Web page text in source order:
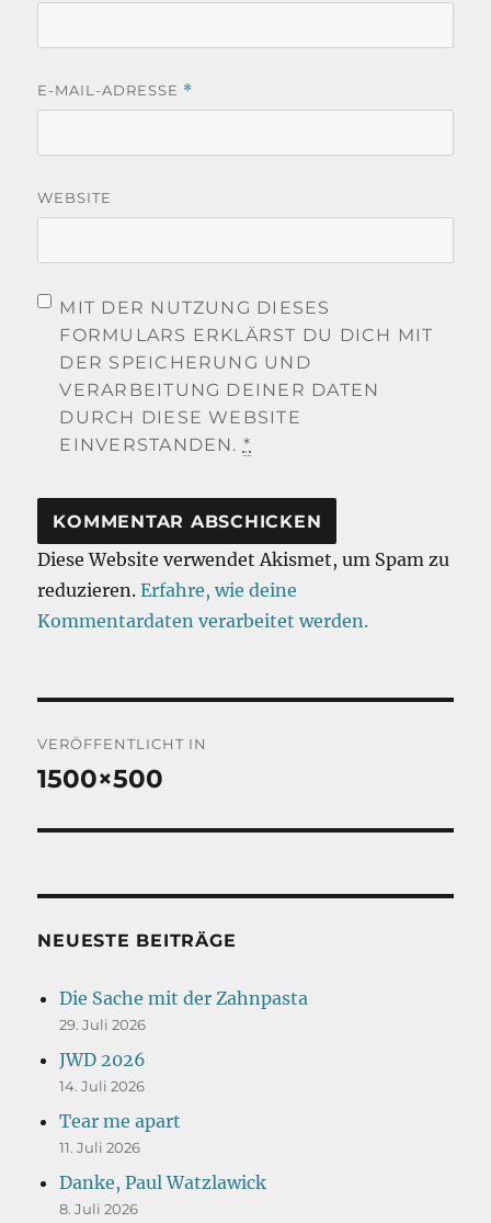
E-MAIL-ADRESSE *
WEBSITE
MIT DER NUTZUNG DIESES
FORMULARS ERKLÄRST DU DICH MIT
DER SPEICHERUNG UND
VERARBEITUNG DEINER DATEN
DURCH DIESE WEBSITE
EINVERSTANDEN. *
Diese Website verwendet Akismet, um Spam zu
reduzieren.Erfahre, wie deine
Kommentardaten verarbeitet werden.
VERÖFFENTLICHT IN
1500×500
NEUESTE BEITRÄGE
Die Sache mit der Zahnpasta
29. Juli 2026
JWD 2026
14. Juli 2026
Tear me apart
11. Juli 2026
Danke, Paul Watzlawick
8. Juli 2026